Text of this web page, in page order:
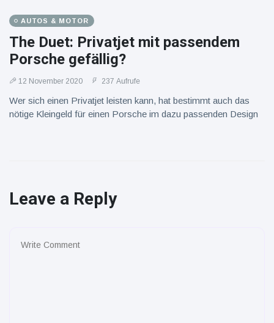
AUTOS & MOTOR
The Duet: Privatjet mit passendem
Porsche gefällig?
12 November 2020 237 Aufrufe
Wer sich einen Privatjet leisten kann, hat bestimmt auch das
nötige Kleingeld für einen Porsche im dazu passenden Design
Leave a Reply